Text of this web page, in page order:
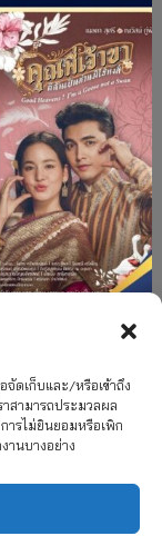
จัดเก็บและ/หรือเข้าถึง
สามารถประมวลผล
ารไม่ยินยอมหรือเพิก
นบางอย่าง
กวาดรางวัล